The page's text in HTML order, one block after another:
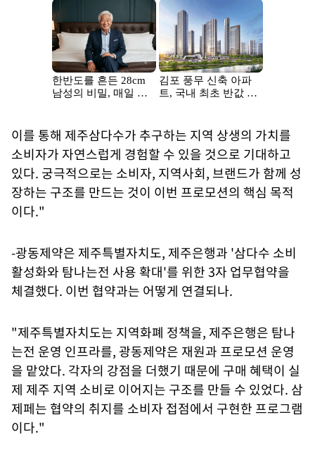
이를 통해 제주삼다수가 추구하는 지역 상생의 가치를
소비자가 자연스럽게 경험할 수 있을 것으로 기대하고
있다. 궁극적으로는 소비자, 지역사회, 브랜드가 함께 성
장하는 구조를 만드는 것이 이번 프로모션의 핵심 목적
이다."
-광동제약은 제주특별자치도, 제주은행과 '삼다수 소비
활성화와 탐나는전 사용 확대'를 위한 3자 업무협약을
체결했다. 이번 협약과는 어떻게 연결되나.
"제주특별자치도는 지역화폐 정책을, 제주은행은 탐나
는전 운영 인프라를, 광동제약은 재원과 프로모션 운영
을 맡았다. 각자의 강점을 더했기 때문에 구매 혜택이 실
제 제주 지역 소비로 이어지는 구조를 만들 수 있었다. 삼
제페는 협약의 취지를 소비자 접점에서 구현한 프로그램
이다."